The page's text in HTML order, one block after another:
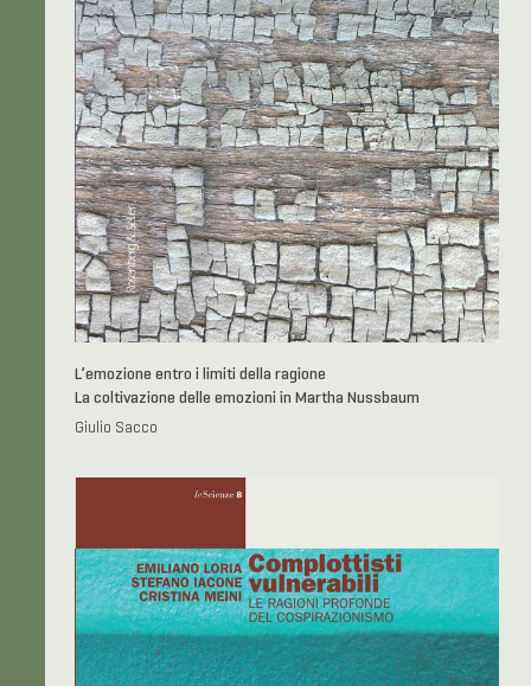
L’emozione entro i limiti della ragione
La coltivazione delle emozioni in Martha Nussbaum
Giulio Sacco